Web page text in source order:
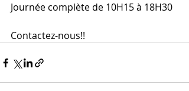
Journée complète de 10H15 à 18H30
Contactez-nous!!